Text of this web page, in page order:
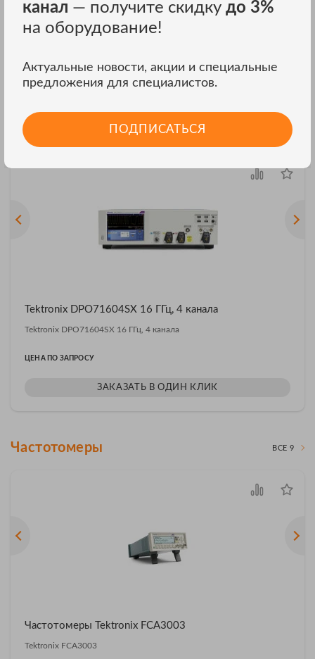
Источники питания PWS4305
PWS4305
ЗАКАЗАТЬ В ОДИН КЛИК
Осциллографы ВСЕ 192
Tektronix DPO71604SX 16 ГГц, 4 канала
Tektronix DPO71604SX 16 ГГц, 4 канала
ЦЕНА ПО ЗАПРОСУ
ЗАКАЗАТЬ В ОДИН КЛИК
Частотомеры ВСЕ 9
Частотомеры Tektronix FCA3003
Tektronix FCA3003
канал — получите скидку до 3%
на оборудование!
Актуальные новости, акции и специальные
предложения для специалистов.
ПОДПИСАТЬСЯ